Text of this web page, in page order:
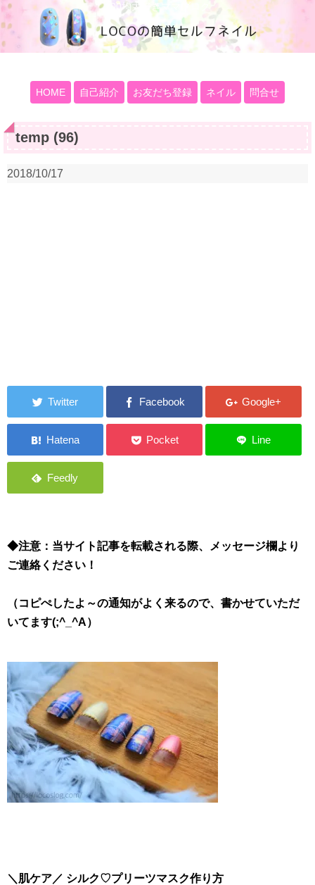
100均大好きママブログ
HOME 自己紹介 お友だち登録 ネイル 問合せ
temp (96)
2018/10/17
◆注意：当サイト記事を転載される際、メッセージ欄より
ご連絡ください！
（コピぺしたよ～の通知がよく来るので、書かせていただ
いてます(;^_^A）
＼肌ケア／ シルク♡プリーツマスク作り方